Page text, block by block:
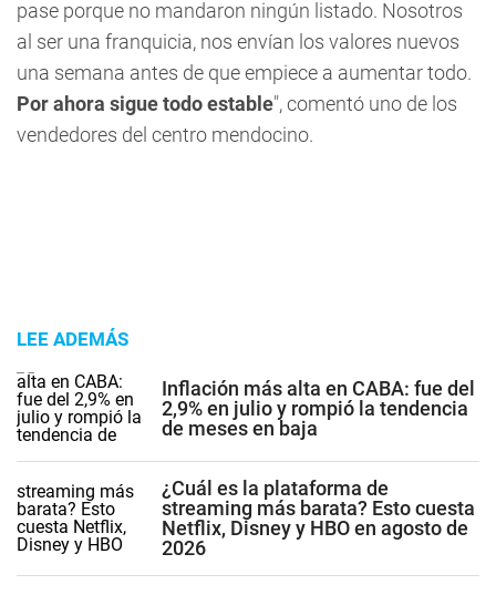
pase porque no mandaron ningún listado. Nosotros
al ser una franquicia, nos envían los valores nuevos
una semana antes de que empiece a aumentar todo.
Por ahora sigue todo estable", comentó uno de los
vendedores del centro mendocino.
LEE ADEMÁS
Inflación más alta en CABA: fue del
2,9% en julio y rompió la tendencia
de meses en baja
¿Cuál es la plataforma de
streaming más barata? Esto cuesta
Netflix, Disney y HBO en agosto de
2026